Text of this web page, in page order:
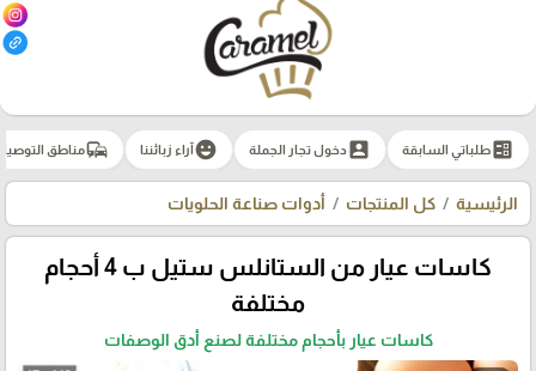
ballotطلباتي السابقة account_box دخول تجار الجملة emoji_emotionsآراء زبائننا commuteمناطق
الرئيسية كل المنتجات أدوات صناعة الحلويات
كاسات عيار من الستانلس ستيل ب 4 أحجام
مختلفة
كاسات عيار بأحجام مختلفة لصنع أدق الوصفات